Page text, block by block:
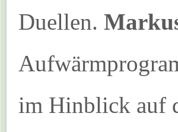
Duellen.
im Hinblick auf